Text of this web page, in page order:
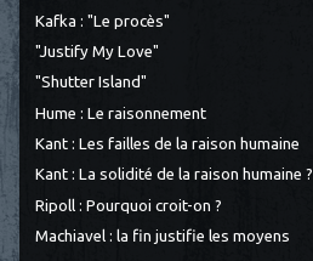
Kafka : "Le procès"
"Justify My Love"
"Shutter Island"
Hume : Le raisonnement
Kant : Les failles de la raison humaine
Kant : La solidité de la raison humaine ?
Ripoll : Pourquoi croit-on ?
Machiavel : la fin justifie les moyens